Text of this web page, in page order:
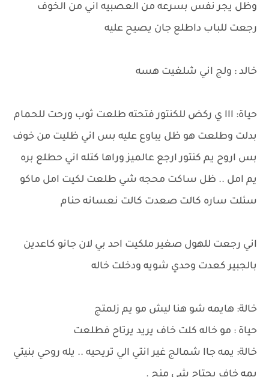
وظل يجر نفس بسرعه من العصبيه اني من الخوف
رجعت للباب داطلع جان يصيح عليه
خالد : ولج اني شلغيت هسه
حياة: ااا ي ركض للكنتور فتحته طلعت ثوب ورحت للحمام
بدلت وطلعت هو ظل يباوع عليه بس اني ظليت من خوف
بس اروح يم كنتور ارجع عالميز وراها كتله اني حطلع بره
يم امل .. ظل ساكت محجه شي طلعت لكيت امل ماكو
سئلت ساره كالت صعدت كالت نعسانه حنام
اني رجعت للهول صغير ملكيت احد بي لان جانو كاعدين
بالجبير كعدت وحدي شويه ودخلت خاله
خالة: هايمه شو هنا ليش مو يم زلمتج
حياة : مو خاله كلت خاف يريد يرتاح فطلعت
خالة: يمه جاا شمالج غير انتي الي تريحيه .. يله روحي بنيتي
يمه خاف يحتاج شي منج .